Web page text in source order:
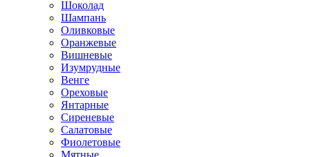
Шоколад
Шампань
Оливковые
Оранжевые
Вишневые
Изумрудные
Венге
Ореховые
Янтарные
Сиреневые
Салатовые
Фиолетовые
Мятные